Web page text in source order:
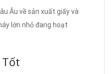
Âu về sản xuất giấy và
lớn nhỏ đang hoạt